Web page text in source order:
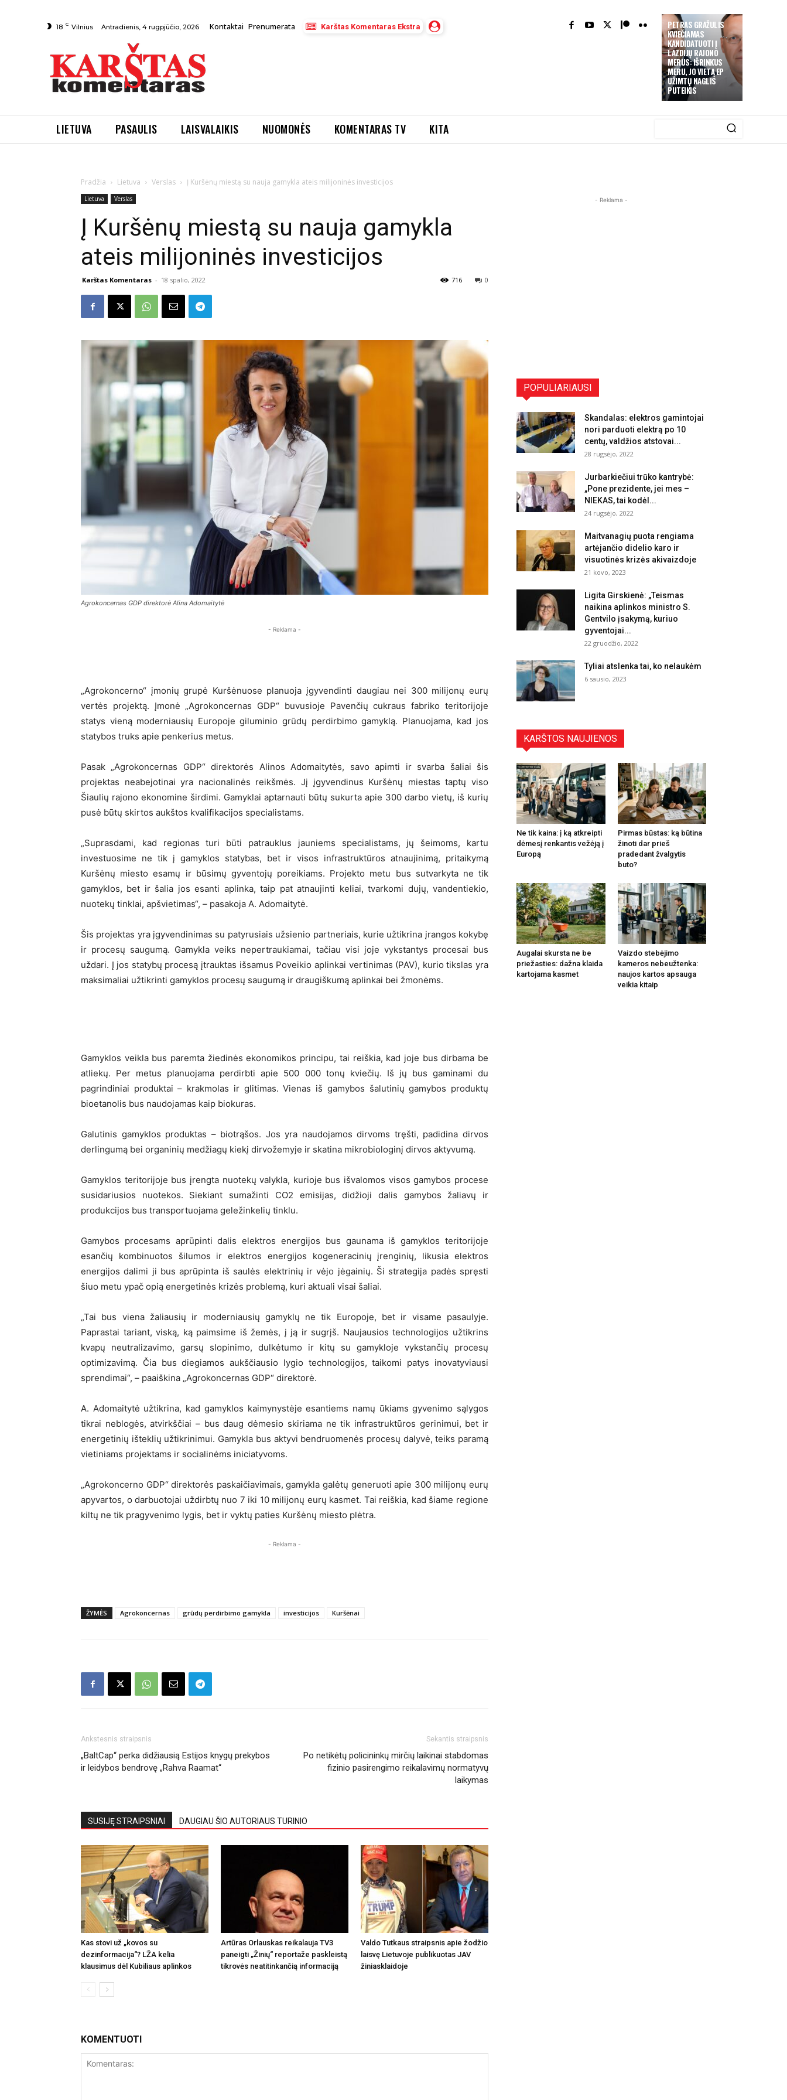
PETRAS GRAŽULIS
KVIEČIAMAS
KANDIDATUOTI Į
LAZDIJŲ RAJONO
MERUS: IŠRINKUS
MERU, JO VIETĄ EP
UŽIMTŲ NAGLIS
PUTEIKIS
18 C Vilnius Antradienis, 4 rugpjūčio, 2026 Kontaktai Prenumerata Karštas Komentaras Ekstra
LIETUVA PASAULIS LAISVALAIKIS NUOMONĖS KOMENTARAS TV KITA
Pradžia Lietuva Verslas Į Kuršėnų miestą su nauja gamykla ateis milijoninės investicijos
Lietuva Verslas
Į Kuršėnų miestą su nauja gamykla
ateis milijoninės investicijos
Karštas Komentaras - 18 spalio, 2022 0
716
Agrokoncernas GDP direktorė Alina Adomaitytė
- Reklama -
„Agrokoncerno“ įmonių grupė Kuršėnuose planuoja įgyvendinti daugiau nei 300 milijonų eurų
vertės projektą. Įmonė „Agrokoncernas GDP“ buvusioje Pavenčių cukraus fabriko teritorijoje
statys vieną moderniausių Europoje giluminio grūdų perdirbimo gamyklą. Planuojama, kad jos
statybos truks apie penkerius metus.
Pasak „Agrokoncernas GDP“ direktorės Alinos Adomaitytės, savo apimti ir svarba šaliai šis
projektas neabejotinai yra nacionalinės reikšmės. Jį įgyvendinus Kuršėnų miestas taptų viso
Šiaulių rajono ekonomine širdimi. Gamyklai aptarnauti būtų sukurta apie 300 darbo vietų, iš kurių
pusė būtų skirtos aukštos kvalifikacijos specialistams.
„Suprasdami, kad regionas turi būti patrauklus jauniems specialistams, jų šeimoms, kartu
investuosime ne tik į gamyklos statybas, bet ir visos infrastruktūros atnaujinimą, pritaikymą
Kuršėnų miesto esamų ir būsimų gyventojų poreikiams. Projekto metu bus sutvarkyta ne tik
gamyklos, bet ir šalia jos esanti aplinka, taip pat atnaujinti keliai, tvarkomi dujų, vandentiekio,
nuotekų tinklai, apšvietimas“, – pasakoja A. Adomaitytė.
Šis projektas yra įgyvendinimas su patyrusiais užsienio partneriais, kurie užtikrina įrangos kokybę
ir procesų saugumą. Gamykla veiks nepertraukiamai, tačiau visi joje vykstantys procesai bus
uždari. Į jos statybų procesą įtrauktas išsamus Poveikio aplinkai vertinimas (PAV), kurio tikslas yra
maksimaliai užtikrinti gamyklos procesų saugumą ir draugiškumą aplinkai bei žmonėms.
Gamyklos veikla bus paremta žiedinės ekonomikos principu, tai reiškia, kad joje bus dirbama be
atliekų. Per metus planuojama perdirbti apie 500 000 tonų kviečių. Iš jų bus gaminami du
pagrindiniai produktai – krakmolas ir glitimas. Vienas iš gamybos šalutinių gamybos produktų
bioetanolis bus naudojamas kaip biokuras.
Galutinis gamyklos produktas – biotrąšos. Jos yra naudojamos dirvoms tręšti, padidina dirvos
derlingumą bei organinių medžiagų kiekį dirvožemyje ir skatina mikrobiologinį dirvos aktyvumą.
Gamyklos teritorijoje bus įrengta nuotekų valykla, kurioje bus išvalomos visos gamybos procese
susidariusios nuotekos. Siekiant sumažinti CO2 emisijas, didžioji dalis gamybos žaliavų ir
produkcijos bus transportuojama geležinkelių tinklu.
Gamybos procesams aprūpinti dalis elektros energijos bus gaunama iš gamyklos teritorijoje
esančių kombinuotos šilumos ir elektros energijos kogeneracinių įrenginių, likusia elektros
energijos dalimi ji bus aprūpinta iš saulės elektrinių ir vėjo jėgainių. Ši strategija padės spręsti
šiuo metu ypač opią energetinės krizės problemą, kuri aktuali visai šaliai.
„Tai bus viena žaliausių ir moderniausių gamyklų ne tik Europoje, bet ir visame pasaulyje.
Paprastai tariant, viską, ką paimsime iš žemės, į ją ir sugrįš. Naujausios technologijos užtikrins
kvapų neutralizavimo, garsų slopinimo, dulkėtumo ir kitų su gamykloje vykstančių procesų
optimizavimą. Čia bus diegiamos aukščiausio lygio technologijos, taikomi patys inovatyviausi
sprendimai“, – paaiškina „Agrokoncernas GDP“ direktorė.
A. Adomaitytė užtikrina, kad gamyklos kaimynystėje esantiems namų ūkiams gyvenimo sąlygos
tikrai neblogės, atvirkščiai – bus daug dėmesio skiriama ne tik infrastruktūros gerinimui, bet ir
energetinių išteklių užtikrinimui. Gamykla bus aktyvi bendruomenės procesų dalyvė, teiks paramą
vietiniams projektams ir socialinėms iniciatyvoms.
„Agrokoncerno GDP“ direktorės paskaičiavimais, gamykla galėtų generuoti apie 300 milijonų eurų
apyvartos, o darbuotojai uždirbtų nuo 7 iki 10 milijonų eurų kasmet. Tai reiškia, kad šiame regione
kiltų ne tik pragyvenimo lygis, bet ir vyktų paties Kuršėnų miesto plėtra.
- Reklama -
ŽYMĖS Agrokoncernas grūdų perdirbimo gamykla investicijos Kuršėnai
Ankstesnis straipsnis
„BaltCap“ perka didžiausią Estijos knygų prekybos
ir leidybos bendrovę „Rahva Raamat“
Sekantis straipsnis
Po netikėtų policininkų mirčių laikinai stabdomas
fizinio pasirengimo reikalavimų normatyvų
laikymas
SUSIJĘ STRAIPSNIAI DAUGIAU ŠIO AUTORIAUS TURINIO
Kas stovi už „kovos su
dezinformacija“? LŽA kelia
klausimus dėl Kubiliaus aplinkos
Artūras Orlauskas reikalauja TV3
paneigti „Žinių“ reportaže paskleistą
tikrovės neatitinkančią informaciją
Valdo Tutkaus straipsnis apie žodžio
laisvę Lietuvoje publikuotas JAV
žiniasklaidoje
KOMENTUOTI
- Reklama -
POPULIARIAUSI
Skandalas: elektros gamintojai
nori parduoti elektrą po 10
centų, valdžios atstovai...
28 rugsėjo, 2022
Jurbarkiečiui trūko kantrybė:
„Pone prezidente, jei mes –
NIEKAS, tai kodėl...
24 rugsėjo, 2022
Maitvanagių puota rengiama
artėjančio didelio karo ir
visuotinės krizės akivaizdoje
21 kovo, 2023
Ligita Girskienė: „Teismas
naikina aplinkos ministro S.
Gentvilo įsakymą, kuriuo
gyventojai...
22 gruodžio, 2022
Tyliai atslenka tai, ko nelaukėm
6 sausio, 2023
KARŠTOS NAUJIENOS
Ne tik kaina: į ką atkreipti
dėmesį renkantis vežėją į
Europą
Pirmas būstas: ką būtina
žinoti dar prieš
pradedant žvalgytis
buto?
Augalai skursta ne be
priežasties: dažna klaida
kartojama kasmet
Vaizdo stebėjimo
kameros nebeužtenka:
naujos kartos apsauga
veikia kitaip